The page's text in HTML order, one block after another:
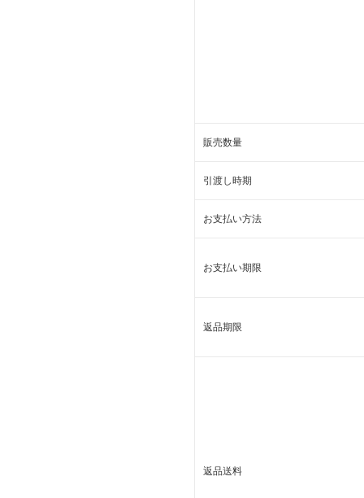
販売数量
引渡し時期
お支払い方法
お支払い期限
返品期限
返品送料